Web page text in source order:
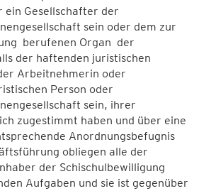
ein Gesellschafter der
sein oder dem zur
berufenen Organ der
der haftenden juristischen
Arbeitnehmerin oder
Person oder
sein, ihrer
zugestimmt haben und über eine
Anordnungsbefugnis
obliegen alle der
der Schischulbewilligung
Aufgaben und sie ist gegenüber